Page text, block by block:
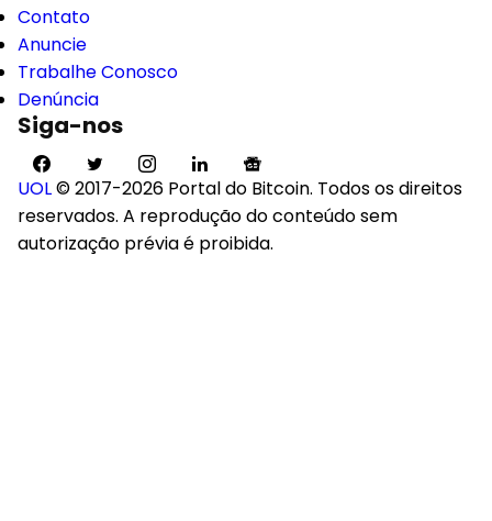
Quem somos
Contato
Anuncie
Trabalhe Conosco
Siga-nos
UOL © 2017-2026 Portal do Bitcoin. Todos os direitos